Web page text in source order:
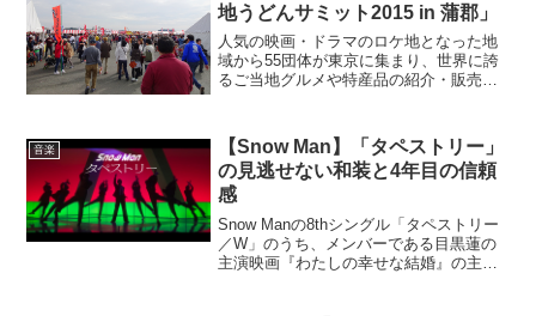
地うどんサミット2015 in 蒲郡」
人気の映画・ドラマのロケ地となった地
域から55団体が東京に集まり、世界に誇
るご当地グルメや特産品の紹介・販売を
第1弾ロケ地＆ご当地グルメ編（ ）」
で、見事4位に輝き副...
音楽
【Snow Man】「タペストリー」
の見逃せない和装と4年目の信頼
感
Snow Manの8thシングル「タペストリー
／W」のうち、メンバーである目黒蓮の
主演映画『わたしの幸せな結婚』の主題